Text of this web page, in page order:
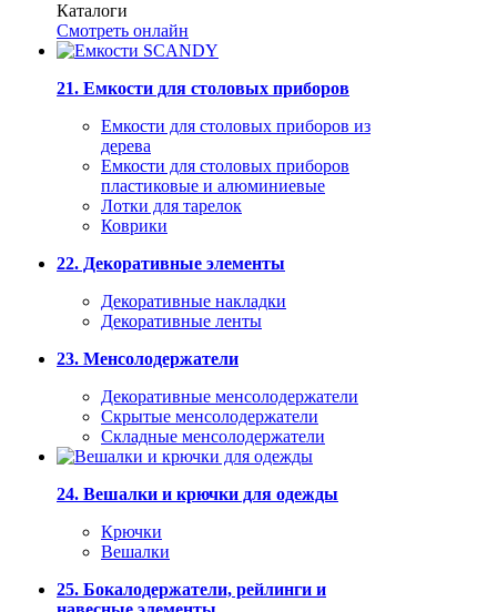
Каталоги
Смотреть онлайн
21. Емкости для столовых приборов
Емкости для столовых приборов из
дерева
Емкости для столовых приборов
пластиковые и алюминиевые
Лотки для тарелок
Коврики
22. Декоративные элементы
Декоративные накладки
Декоративные ленты
23. Менсолодержатели
Декоративные менсолодержатели
Скрытые менсолодержатели
Складные менсолодержатели
24. Вешалки и крючки для одежды
Крючки
Вешалки
25. Бокалодержатели, рейлинги и